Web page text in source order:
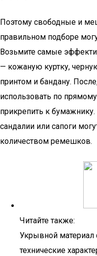
Поэтому свободные и
правильном подборе
Возьмите самые
— кожаную куртку,
принтом и бандану.
использовать по
прикрепить к
сандалии или сапоги
количеством ремешков.
Читайте также:
Укрывной
технические